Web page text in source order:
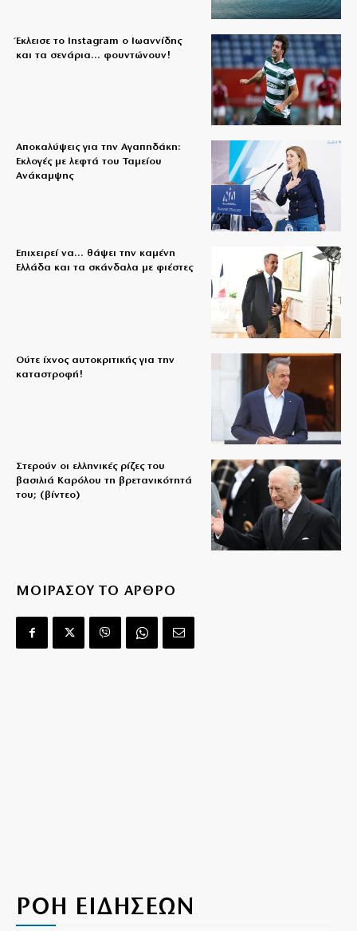
Έκλεισε το Instagram ο Ιωαννίδης
και τα σενάρια… φουντώνουν!
Αποκαλύψεις για την Αγαπηδάκη:
Εκλογές με λεφτά του Ταμείου
Ανάκαμψης
Επιχειρεί να… θάψει την καμένη
Ελλάδα και τα σκάνδαλα με φιέστες
Ούτε ίχνος αυτοκριτικής για την
καταστροφή!
Στερούν οι ελληνικές ρίζες του
βασιλιά Καρόλου τη βρετανικότητά
του; (βίντεο)
ΜΟΙΡΑΣΟΥ ΤΟ ΑΡΘΡΟ
ΡΟΗ ΕΙΔΗΣΕΩΝ